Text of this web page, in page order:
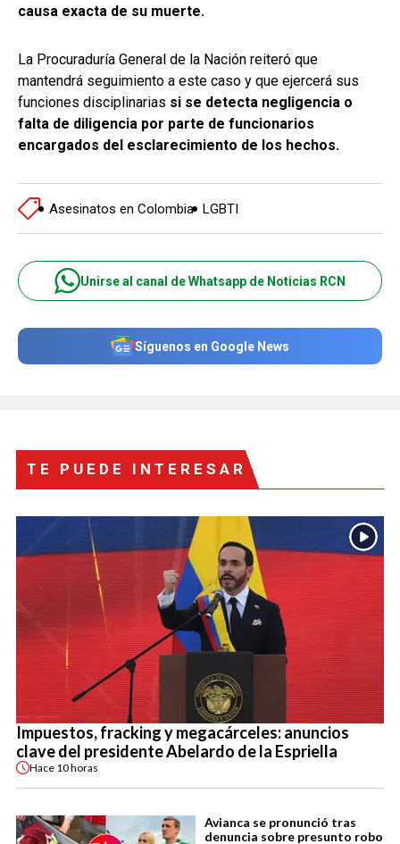
causa exacta de su muerte.
La Procuraduría General de la Nación reiteró que
mantendrá seguimiento a este caso y que ejercerá sus
funciones disciplinarias si se detecta negligencia o
falta de diligencia por parte de funcionarios
encargados del esclarecimiento de los hechos.
Asesinatos en Colombia LGBTI
Unirse al canal de Whatsapp de Noticias RCN
Síguenos en Google News
TE PUEDE INTERESAR
Impuestos, fracking y megacárceles: anuncios
clave del presidente Abelardo de la Espriella
Hace 10 horas
Avianca se pronunció tras
denuncia sobre presunto robo